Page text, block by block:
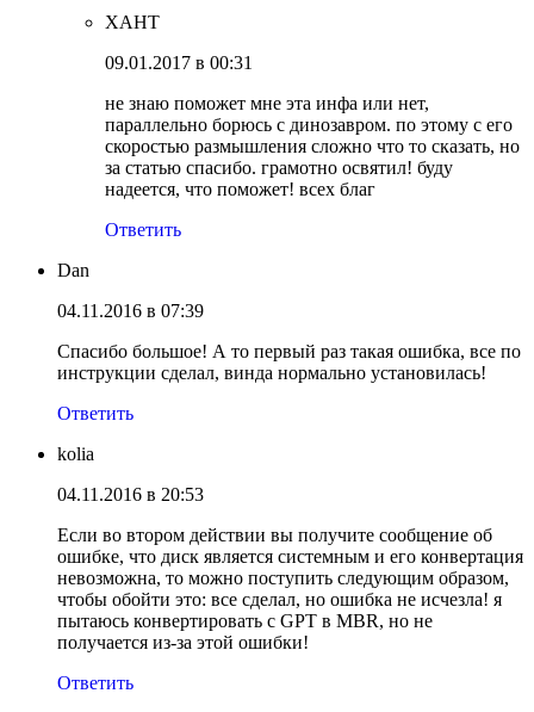
XAHT
09.01.2017 в 00:31
не знаю поможет мне эта инфа или нет,
параллельно борюсь с динозавром. по этому с его
скоростью размышления сложно что то сказать, но
за статью спасибо. грамотно освятил! буду
надеется, что поможет! всех благ
Ответить
Dan
04.11.2016 в 07:39
Спасибо большое! А то первый раз такая ошибка, все по
инструкции сделал, винда нормально установилась!
Ответить
kolia
04.11.2016 в 20:53
Если во втором действии вы получите сообщение об
ошибке, что диск является системным и его конвертация
невозможна, то можно поступить следующим образом,
чтобы обойти это: все сделал, но ошибка не исчезла! я
пытаюсь конвертировать с GPT в MBR, но не
получается из-за этой ошибки!
Ответить